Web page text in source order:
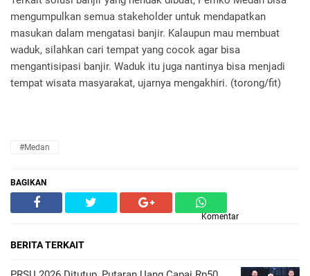
mengumpulkan semua stakeholder untuk mendapatkan
masukan dalam mengatasi banjir. Kalaupun mau membuat
waduk, silahkan cari tempat yang cocok agar bisa
mengantisipasi banjir. Waduk itu juga nantinya bisa menjadi
tempat wisata masyarakat, ujarnya mengakhiri. (torong/fit)
#Medan
BAGIKAN
Komentar
BERITA TERKAIT